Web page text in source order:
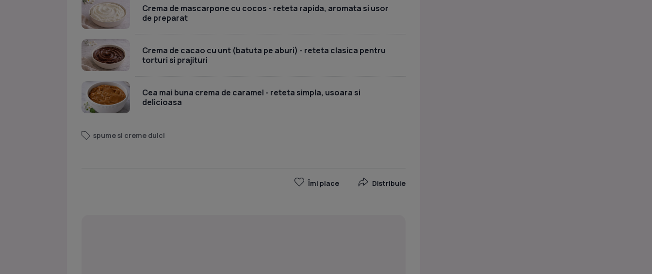
Crema de mascarpone cu cocos - reteta rapida, aromata si usor
de preparat
Crema de cacao cu unt (batuta pe aburi) - reteta clasica pentru
torturi si prajituri
Cea mai buna crema de caramel - reteta simpla, usoara si
delicioasa
spume si creme dulci
Îmi place Distribuie